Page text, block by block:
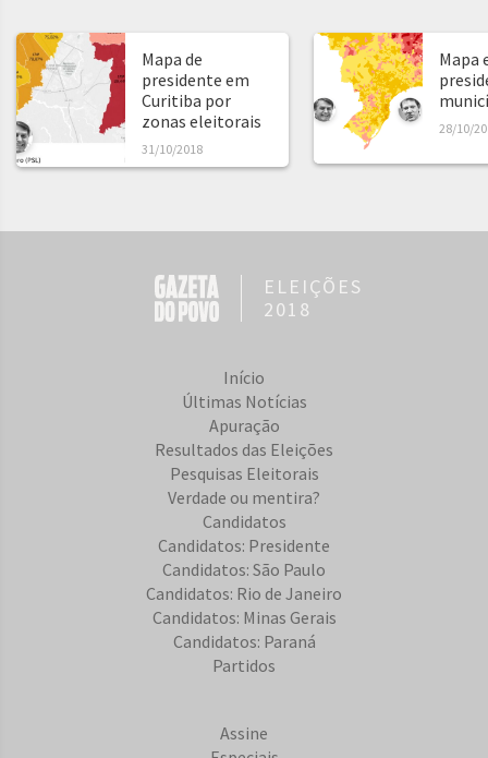
Mapa de
presidente em
Curitiba por
zonas eleitorais
31/10/2018
Mapa
28/10/
ELEIÇÕES
2018
Início
Últimas Notícias
Apuração
Resultados das Eleições
Pesquisas Eleitorais
Verdade ou mentira?
Candidatos
Candidatos: Presidente
Candidatos: São Paulo
Candidatos: Rio de Janeiro
Candidatos: Minas Gerais
Candidatos: Paraná
Partidos
Assine